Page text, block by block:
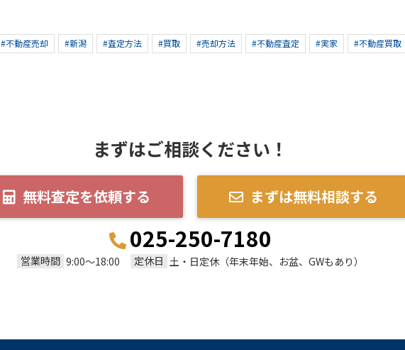
#不動産売却 #新潟 #査定方法 #買取 #売却方法 #不動産査定 #実家 #不動産買取
まずはご相談ください！
無料査定を依頼する まずは無料相談する
025-250-7180
営業時間 9:00～18:00 定休日 土・日定休（年末年始、お盆、GWもあり）